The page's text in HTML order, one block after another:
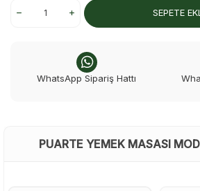
SEPETE
WhatsApp Sipariş Hattı
PUARTE YEMEK MASASI